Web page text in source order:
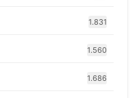
1.831
1.560
1.686